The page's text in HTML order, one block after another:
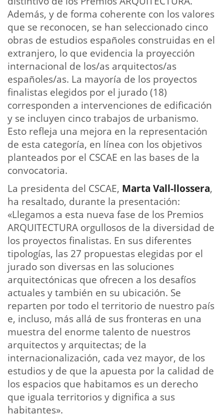
Además, y de forma coherente con los valores
que se reconocen, se han seleccionado cinco
obras de estudios españoles construidas en el
extranjero, lo que evidencia la proyección
internacional de los/as arquitectos/as
españoles/as. La mayoría de los proyectos
finalistas elegidos por el jurado (18)
corresponden a intervenciones de edificación
y se incluyen cinco trabajos de urbanismo.
Esto refleja una mejora en la representación
de esta categoría, en línea con los objetivos
planteados por el CSCAE en las bases de la
convocatoria.
La presidenta del CSCAE, Marta Vall-llossera,
ha resaltado, durante la presentación:
«Llegamos a esta nueva fase de los Premios
ARQUITECTURA orgullosos de la diversidad de
los proyectos finalistas. En sus diferentes
tipologías, las 27 propuestas elegidas por el
jurado son diversas en las soluciones
arquitectónicas que ofrecen a los desafíos
actuales y también en su ubicación. Se
reparten por todo el territorio de nuestro país
e, incluso, más allá de sus fronteras en una
muestra del enorme talento de nuestros
arquitectos y arquitectas; de la
internacionalización, cada vez mayor, de los
estudios y de que la apuesta por la calidad de
los espacios que habitamos es un derecho
que iguala territorios y dignifica a sus
habitantes».